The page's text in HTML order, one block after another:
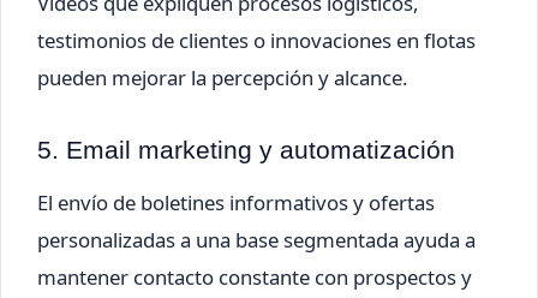
testimonios de clientes o innovaciones en flotas
pueden mejorar la percepción y alcance.
5. Email marketing y automatización
El envío de boletines informativos y ofertas
personalizadas a una base segmentada ayuda a
mantener contacto constante con prospectos y